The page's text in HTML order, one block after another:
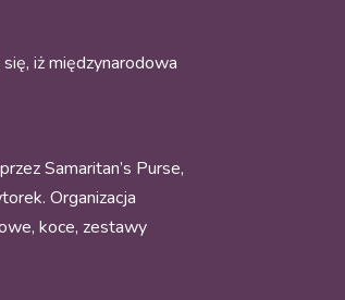
iż międzynarodowa
Samaritan’s Purse,
Organizacja
koce, zestawy